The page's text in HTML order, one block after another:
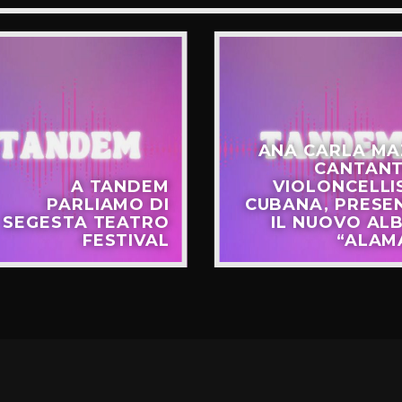
A TANDEM
PARLIAMO DI
SEGESTA TEATRO
FESTIVAL
ANA CARLA
CUBANA,
IL NUOVO